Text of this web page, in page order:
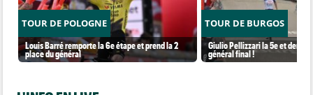
TOUR DE POLOGNE
Louis Barré remporte la 6e étape et prend la 2
place du général
TOUR DE BURGOS
Giulio Pellizzari la 5e et
général final !